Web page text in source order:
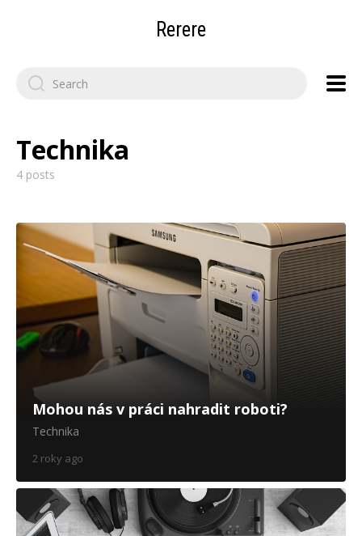
Rerere
Search
for:
Technika
4 posts
Mohou nás v práci nahradit roboti?
Technika
2 roky ago